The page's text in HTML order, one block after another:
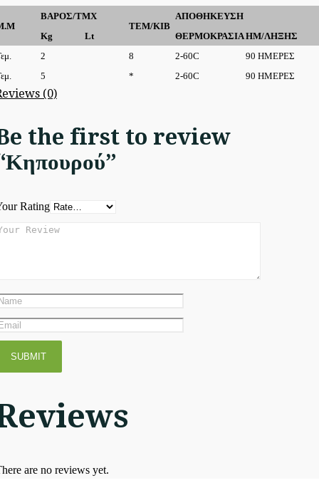
ΒΑΡΟΣ/ΤΜΧ
ΤΕΜ/ΚΙΒ
ΑΠΟΘΗΚΕΥΣΗ
Kg
Lt ΘΕΡΜΟΚΡΑΣΙΑΗΜ/ΛΗΞΗΣ
2 8 2-60C
90 ΗΜΕΡΕΣ
5 * 2-60C 90 ΗΜΕΡΕΣ
(0)
the first to review
Rating
are no reviews yet.